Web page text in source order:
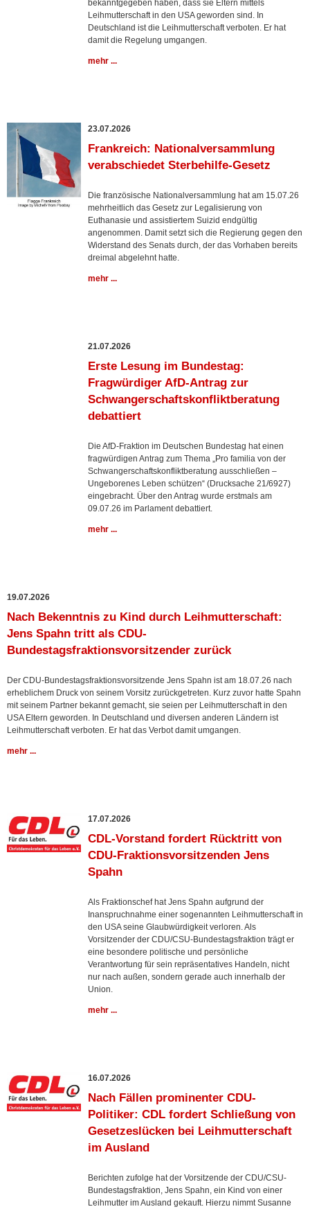
bekanntgegeben haben, dass sie Eltern mittels
Leihmutterschaft in den USA geworden sind. In
Deutschland ist die Leihmutterschaft verboten. Er hat
damit die Regelung umgangen.
mehr ...
23.07.2026
Frankreich: Nationalversammlung
verabschiedet Sterbehilfe-Gesetz
Die französische Nationalversammlung hat am 15.07.26
mehrheitlich das Gesetz zur Legalisierung von
Euthanasie und assistiertem Suizid endgültig
angenommen. Damit setzt sich die Regierung gegen den
Widerstand des Senats durch, der das Vorhaben bereits
dreimal abgelehnt hatte.
mehr ...
21.07.2026
Erste Lesung im Bundestag:
Fragwürdiger AfD-Antrag zur
Schwangerschafts­konfliktberatung
debattiert
Die AfD-Fraktion im Deutschen Bundestag hat einen
fragwürdigen Antrag zum Thema „Pro familia von der
Schwangerschaftskonfliktberatung ausschließen –
Ungeborenes Leben schützen“ (Drucksache 21/6927)
eingebracht. Über den Antrag wurde erstmals am
09.07.26 im Parlament debattiert.
mehr ...
19.07.2026
Nach Bekenntnis zu Kind durch Leihmutterschaft:
Jens Spahn tritt als CDU-
Bundestagsfraktionsvorsitzender zurück
Der CDU-Bundestagsfraktionsvorsitzende Jens Spahn ist am 18.07.26 nach
erheblichem Druck von seinem Vorsitz zurückgetreten. Kurz zuvor hatte Spahn
mit seinem Partner bekannt gemacht, sie seien per Leihmutterschaft in den
USA Eltern geworden. In Deutschland und diversen anderen Ländern ist
Leihmutterschaft verboten. Er hat das Verbot damit umgangen.
mehr ...
17.07.2026
CDL-Vorstand fordert Rücktritt von
CDU-Fraktionsvorsitzenden Jens
Spahn
Als Fraktionschef hat Jens Spahn aufgrund der
Inanspruchnahme einer sogenannten Leihmutterschaft in
den USA seine Glaubwürdigkeit verloren. Als
Vorsitzender der CDU/CSU-Bundestagsfraktion trägt er
eine besondere politische und persönliche
Verantwortung für sein repräsentatives Handeln, nicht
nur nach außen, sondern gerade auch innerhalb der
Union.
mehr ...
16.07.2026
Nach Fällen prominenter CDU-
Politiker: CDL fordert Schließung von
Gesetzeslücken bei Leihmutterschaft
im Ausland
Berichten zufolge hat der Vorsitzende der CDU/CSU-
Bundestagsfraktion, Jens Spahn, ein Kind von einer
Leihmutter im Ausland gekauft. Hierzu nimmt Susanne